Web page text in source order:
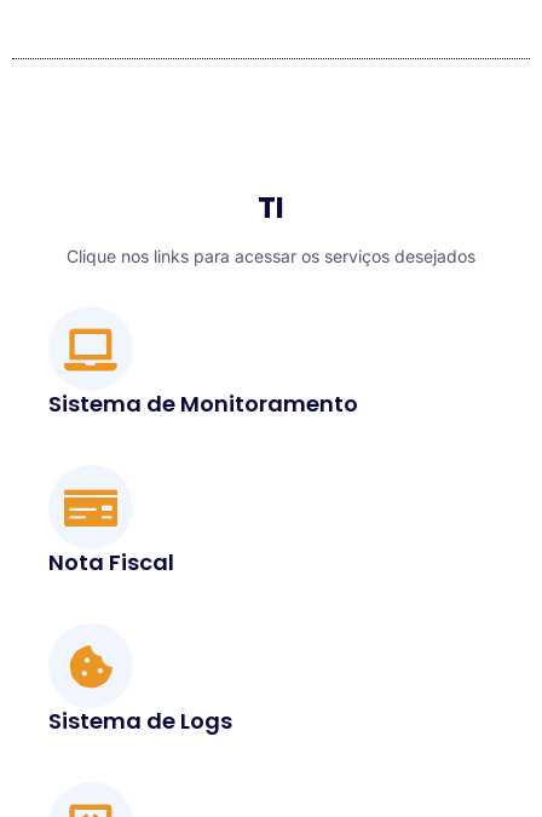
TI
Clique nos links para acessar os serviços desejados
Sistema de Monitoramento
Nota Fiscal
Sistema de Logs